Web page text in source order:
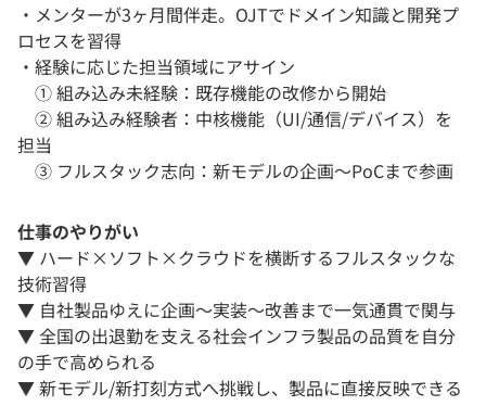
・メンターが3ヶ月間伴走。OJTでドメイン知識と開発プ
ロセスを習得
・経験に応じた担当領域にアサイン
① 組み込み未経験：既存機能の改修から開始
② 組み込み経験者：中核機能（UI/通信/デバイス）を
担当
③ フルスタック志向：新モデルの企画〜PoCまで参画
仕事のやりがい
▼ ハード×ソフト×クラウドを横断するフルスタックな
技術習得
▼ 自社製品ゆえに企画〜実装〜改善まで一気通貫で関与
▼ 全国の出退勤を支える社会インフラ製品の品質を自分
の手で高められる
▼ 新モデル/新打刻方式へ挑戦し、製品に直接反映できる